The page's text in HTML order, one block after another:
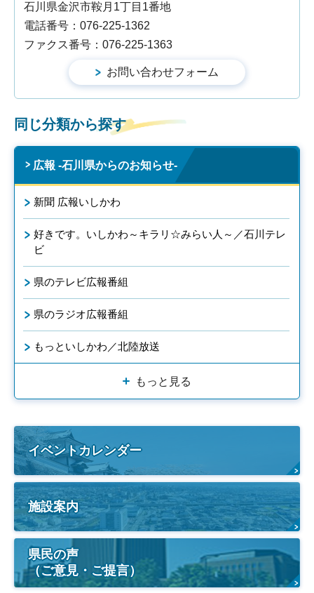
石川県金沢市鞍月1丁目1番地
電話番号：076-225-1362
ファクス番号：076-225-1363
同じ分類から探す
広報 -石川県からのお知らせ-
新聞 広報いしかわ
好きです。いしかわ～キラリ☆みらい人～／石川テレ
ビ
県のテレビ広報番組
県のラジオ広報番組
もっといしかわ／北陸放送
もっと見る
イベントカレンダー
施設案内
県民の声
（ご意見・ご提言）